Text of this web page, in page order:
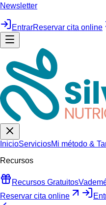
Newsletter
EntrarReservar cita online
InicioServiciosMi método &
Recursos
Recursos Gratuitos
Reservar cita online